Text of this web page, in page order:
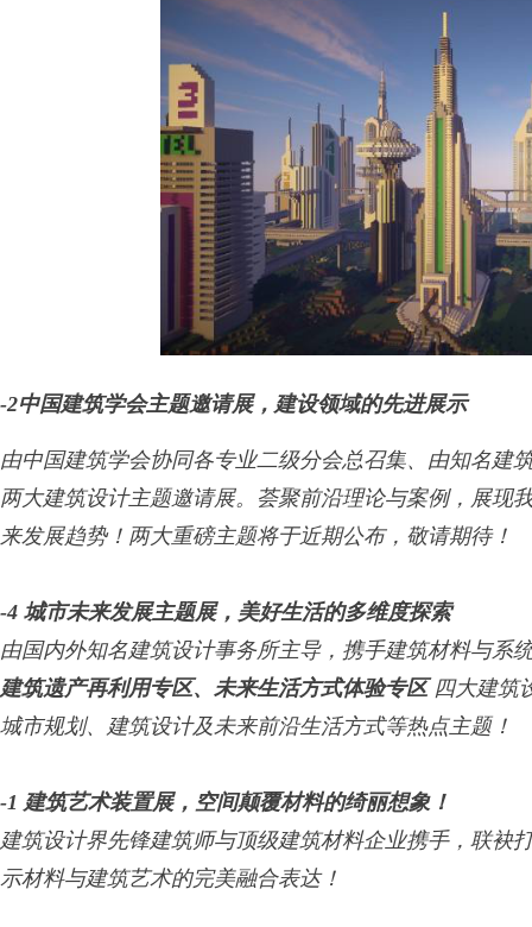
-2中国建筑学会主题邀请展，建设领域的先进展示
由中国建筑学会协同各专业二级分会总召集、由知名建
两大建筑设计主题邀请展。荟聚前沿理论与案例，展现
来发展趋势！两大重磅主题将于近期公布，敬请期待！
-4 城市未来发展主题展，美好生活的多维度探索
由国内外知名建筑设计事务所主导，携手建筑材料与系
建筑遗产再利用专区、未来生活方式体验专区 四大建筑
城市规划、建筑设计及未来前沿生活方式等热点主题 ！
-1 建筑艺术装置展，空间颠覆材料的绮丽想象！
建筑设计界先锋建筑师与顶级建筑材料企业携手，联袂
示材料与建筑艺术的完美融合表达！